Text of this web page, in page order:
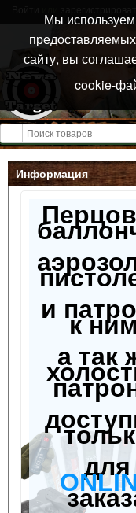
Открыть меню
Информация
и
к
а так
для
Мы
сайту, вы
cookie-